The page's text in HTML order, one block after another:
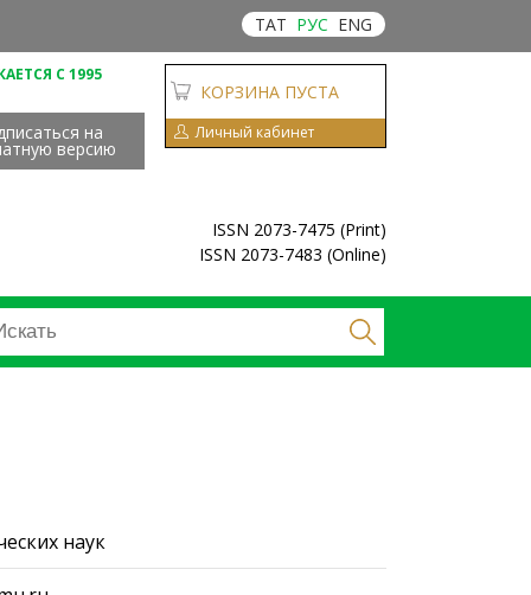
ТАТ РУС ENG
С 1995
на
версию
КОРЗИНА ПУСТА
Личный кабинет
ISSN 2073-7475 (Print)
ISSN 2073-7483 (Online)
наук